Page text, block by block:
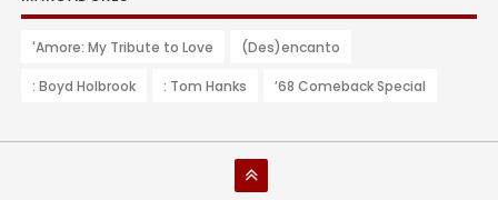
'Amore: My Tribute to Love (Des)encanto
: Boyd Holbrook : Tom Hanks ’68 Comeback Special